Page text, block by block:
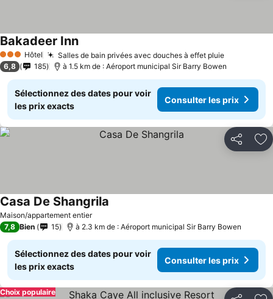
3 ÉtoilesHôtel Salles de bain privées avec douches à effet pluie
Bakadeer Inn
6,8 185 à 1.5 km de : Aéroport municipal Sir Barry Bowen
Sélectionnez des dates pour voir
les prix exacts
Consulter les prix
Partager
Maison/appartement entier
Casa De Shangrila
7,8 Bien 15 à 2.3 km de : Aéroport municipal Sir Barry Bowen
Sélectionnez des dates pour voir
les prix exacts
Consulter les prix
Choix populaire